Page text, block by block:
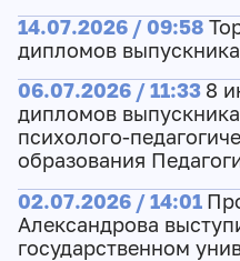
14.07.2026 / 09:58
дипломов
06.07.2026 / 11:33 8
дипломов
психолого-
образования
02.07.2026 / 14:01
Александрова
государственном